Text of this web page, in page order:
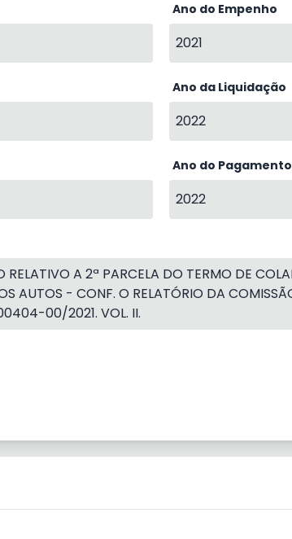
Ano do Empenho
2021
Ano da Liquidação
2022
Ano do Pagamento
2022
RELATIVO A 2ª PARCELA DO TERMO DE
AUTOS - CONF. O RELATÓRIO DA
00/2021. VOL. II.